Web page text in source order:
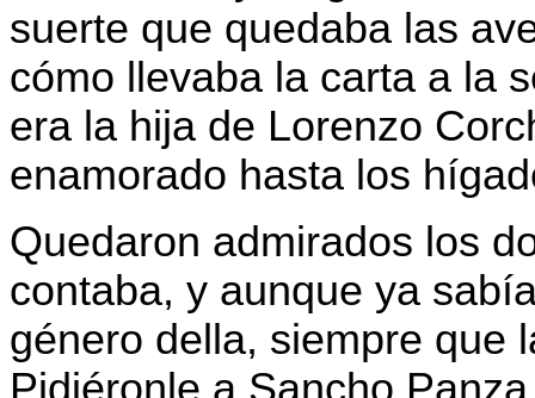
suerte que quedaba las
cómo llevaba la carta a la
era la hija de Lorenzo
enamorado hasta los
Quedaron admirados los
contaba, y aunque ya
género della, siempre que
Pidiéronle a Sancho